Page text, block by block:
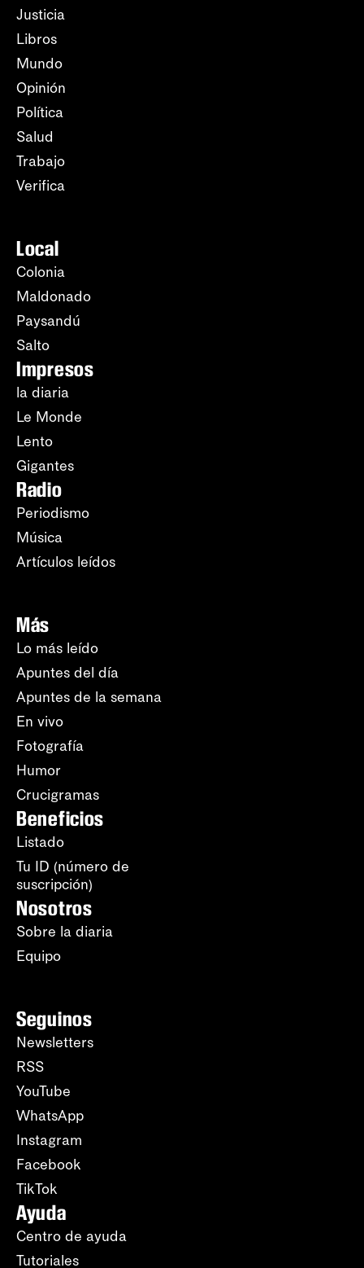
Justicia
Libros
Mundo
Opinión
Política
Salud
Trabajo
Verifica
Local
Colonia
Maldonado
Paysandú
Salto
Impresos
la diaria
Le Monde
Lento
Gigantes
Radio
Periodismo
Música
Artículos leídos
Más
Lo más leído
Apuntes del día
Apuntes de la semana
En vivo
Fotografía
Humor
Crucigramas
Beneficios
Listado
Tu ID (número de
suscripción)
Nosotros
Sobre la diaria
Equipo
Seguinos
Newsletters
RSS
YouTube
WhatsApp
Instagram
Facebook
TikTok
Ayuda
Centro de ayuda
Tutoriales